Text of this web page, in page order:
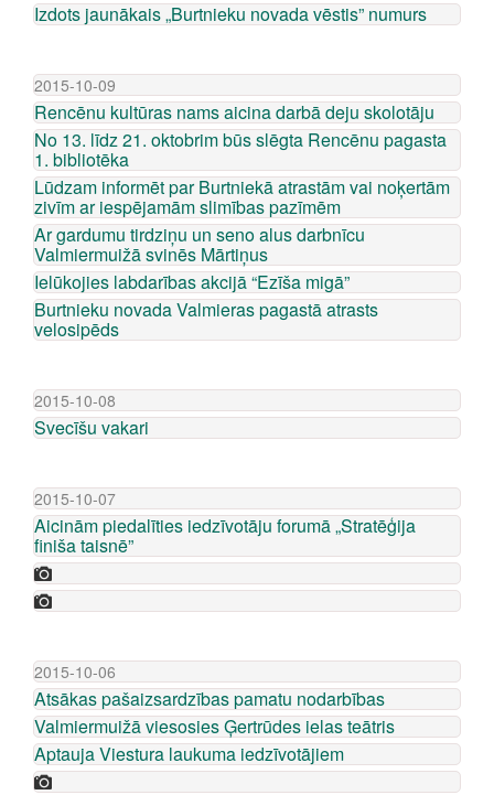
Izdots jaunākais „Burtnieku novada vēstis” numurs
2015-10-09
Rencēnu kultūras nams aicina darbā deju skolotāju
No 13. līdz 21. oktobrim būs slēgta Rencēnu pagasta
1. bibliotēka
Lūdzam informēt par Burtniekā atrastām vai noķertām
zivīm ar iespējamām slimības pazīmēm
Ar gardumu tirdziņu un seno alus darbnīcu
Valmiermuižā svinēs Mārtiņus
Ielūkojies labdarības akcijā “Ezīša migā”
Burtnieku novada Valmieras pagastā atrasts
velosipēds
2015-10-08
Svecīšu vakari
2015-10-07
Aicinām piedalīties iedzīvotāju forumā „Stratēģija
finiša taisnē”
2015-10-06
Atsākas pašaizsardzības pamatu nodarbības
Valmiermuižā viesosies Ģertrūdes ielas teātris
Aptauja Viestura laukuma iedzīvotājiem